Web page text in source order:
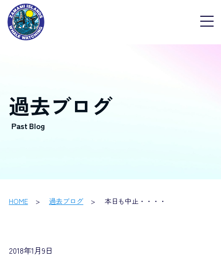
過去ブログ
HOME 過去ブログ 本日も中止・・・・
2018年1月9日